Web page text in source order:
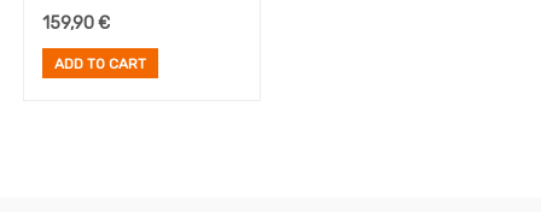
2.5 710 negro
159,90€
ADD TO CART